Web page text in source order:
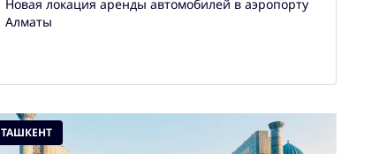
Новая локация аренды автомобилей в аэропорту
Алматы
ТАШКЕНТ